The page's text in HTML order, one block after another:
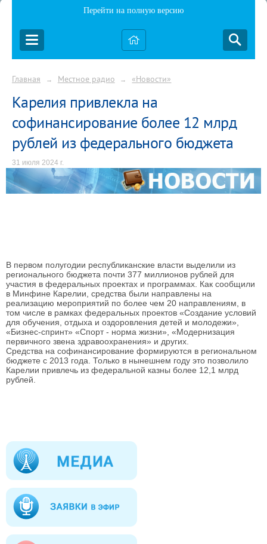
Перейти на полную версию
Главная → Местное радио → «Новости»
Карелия привлекла на
софинансирование более 12 млрд
рублей из федерального бюджета
31 июля 2024 г.
В первом полугодии республиканские власти выделили из
регионального бюджета почти 377 миллионов рублей для
участия в федеральных проектах и программах. Как сообщили
в Минфине Карелии, средства были направлены на
реализацию мероприятий по более чем 20 направлениям, в
том числе в рамках федеральных проектов «Создание условий
для обучения, отдыха и оздоровления детей и молодежи»,
«Бизнес-спринт» «Спорт - норма жизни», «Модернизация
первичного звена здравоохранения» и других.
Средства на софинансирование формируются в региональном
бюджете с 2013 года. Только в нынешнем году это позволило
Карелии привлечь из федеральной казны более 12,1 млрд
рублей.